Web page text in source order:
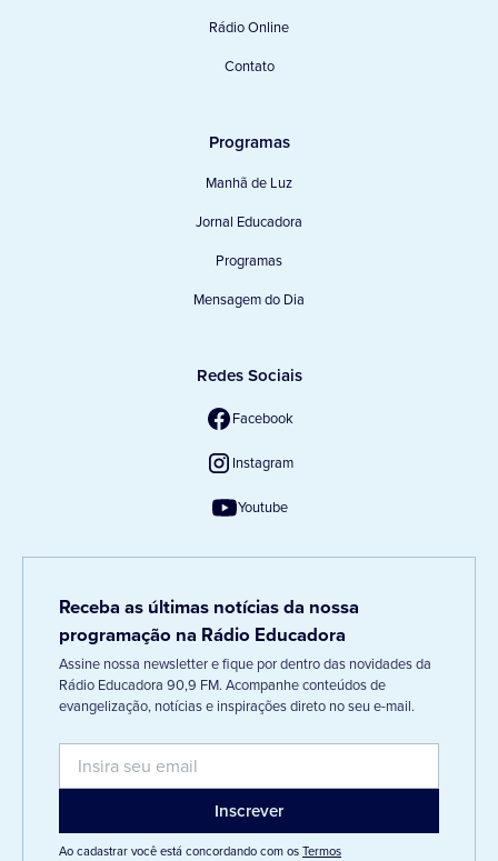
Rádio Online
Contato
Programas
Manhã de Luz
Jornal Educadora
Programas
Mensagem do Dia
Redes Sociais
Facebook
Instagram
Youtube
Receba as últimas notícias da nossa
programação na Rádio Educadora
Assine nossa newsletter e fique por dentro das novidades da
Rádio Educadora 90,9 FM. Acompanhe conteúdos de
evangelização, notícias e inspirações direto no seu e-mail.
Ao cadastrar você está concordando com osTermos